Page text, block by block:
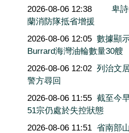
2026-08-06 12:38
卑
蘭消防隊抵省增援
2026-08-06 12:05 數據顯
Burrard海灣油輪數量30艘
2026-08-06 12:02 列治文
警方尋回
2026-08-06 11:55 截至今
51宗仍處於失控狀態
2026-08-06 11:51 省南部